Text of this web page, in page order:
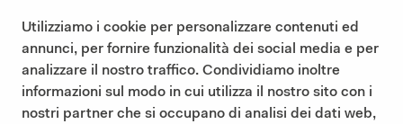
Utilizziamo i cookie per personalizzare contenuti ed
annunci, per fornire funzionalità dei social media e per
analizzare il nostro traffico. Condividiamo inoltre
informazioni sul modo in cui utilizza il nostro sito con i
nostri partner che si occupano di analisi dei dati web,
Doy mi consentimiento a la Política de Privacidad (
Lea nuestra Política de Privacidad)